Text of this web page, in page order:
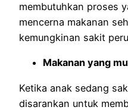
membutuhkan proses
mencerna makanan
kemungkinan sakit
Makanan yang
Ketika anak sedang
disarankan untuk